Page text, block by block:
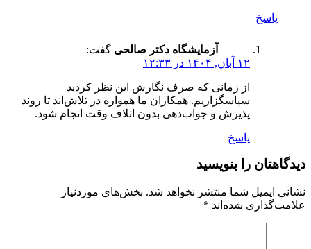
پاسخ
آزمایشگاه دکتر صالحی گفت:
۱۲ آبان, ۱۴۰۴ در ۱۲:۳۳
از زمانی که صرف نگارش این نظر کردید
سپاسگزاریم. همکاران ما همواره در تلاش‌اند تا روند
پذیرش و جواب‌دهی بدون اتلاف وقت انجام شود.
پاسخ
دیدگاهتان را بنویسید
نشانی ایمیل شما منتشر نخواهد شد. بخش‌های موردنیاز
علامت‌گذاری شده‌اند *